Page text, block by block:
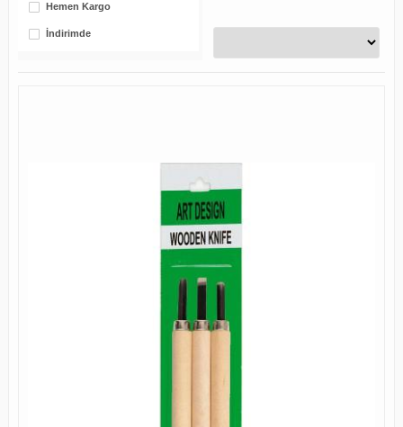
Hemen Kargo
İndirimde